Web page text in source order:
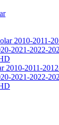
2010-2011-
2021-2022-